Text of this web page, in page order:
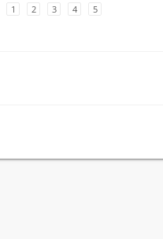
1 2 3 4 5